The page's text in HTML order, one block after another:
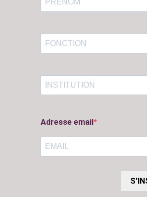
Adresse email